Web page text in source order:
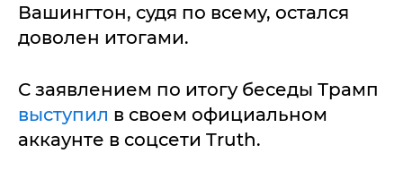
Вашингтон, судя по всему, остался
доволен итогами.
С заявлением по итогу беседы Трамп
выступил в своем официальном
аккаунте в соцсети Truth.